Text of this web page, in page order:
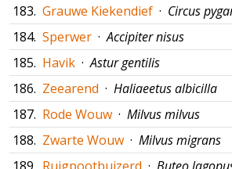
183. Grauwe Kiekendief · Circus
184. Sperwer ·Accipiter nisus
185. Havik ·Astur gentilis
186. Zeearend · Haliaeetus albicilla
187. Rode Wouw · Milvus milvus
188. Zwarte Wouw · Milvus migrans